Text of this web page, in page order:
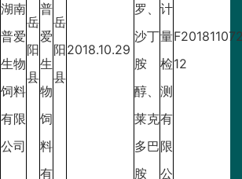
湖南
普爱
生物
饲料
有限
公司
岳
阳
县
普
爱
生
物
饲
料
有
岳
阳
县
2018.10.29
罗、
沙丁
胺
醇、
莱克
多巴
胺
计
量
检
测
有
限
公
12